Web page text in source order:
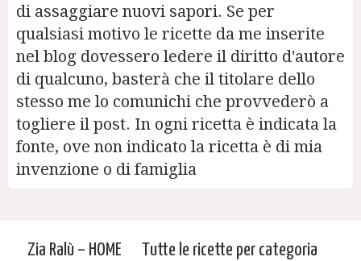
di assaggiare nuovi sapori. Se per
qualsiasi motivo le ricette da me inserite
nel blog dovessero ledere il diritto d'autore
di qualcuno, basterà che il titolare dello
stesso me lo comunichi che provvederò a
togliere il post. In ogni ricetta è indicata la
fonte, ove non indicato la ricetta è di mia
invenzione o di famiglia
Zia Ralù – HOME
Tutte le ricette per categoria